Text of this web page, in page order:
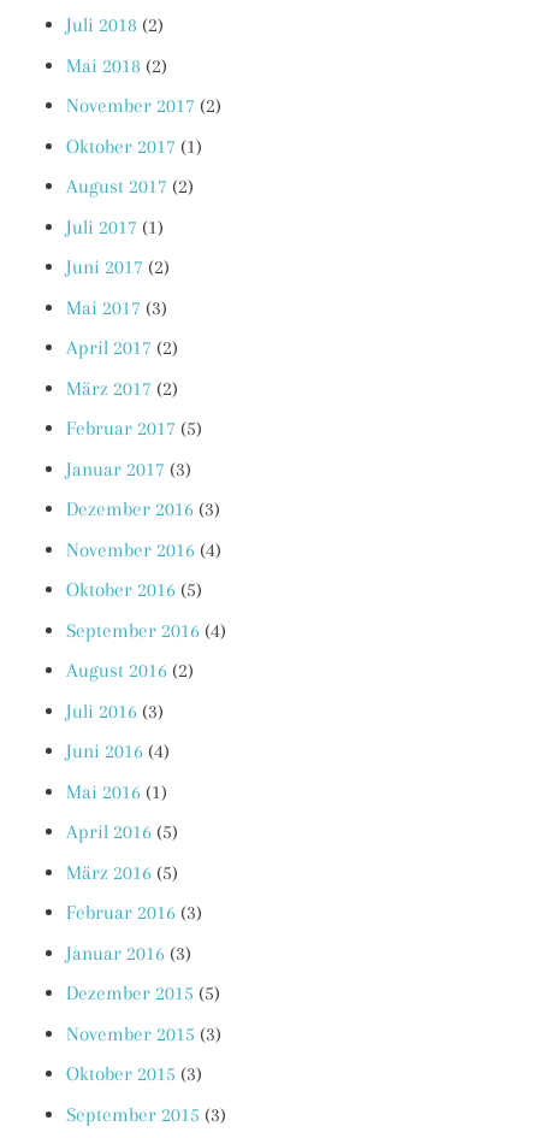
Juli 2018 (2)
Mai 2018 (2)
November 2017 (2)
Oktober 2017 (1)
August 2017 (2)
Juli 2017 (1)
Juni 2017 (2)
Mai 2017 (3)
April 2017 (2)
März 2017 (2)
Februar 2017 (5)
Januar 2017 (3)
Dezember 2016 (3)
November 2016 (4)
Oktober 2016 (5)
September 2016 (4)
August 2016 (2)
Juli 2016 (3)
Juni 2016 (4)
Mai 2016 (1)
April 2016 (5)
März 2016 (5)
Februar 2016 (3)
Januar 2016 (3)
Dezember 2015 (5)
November 2015 (3)
Oktober 2015 (3)
September 2015 (3)